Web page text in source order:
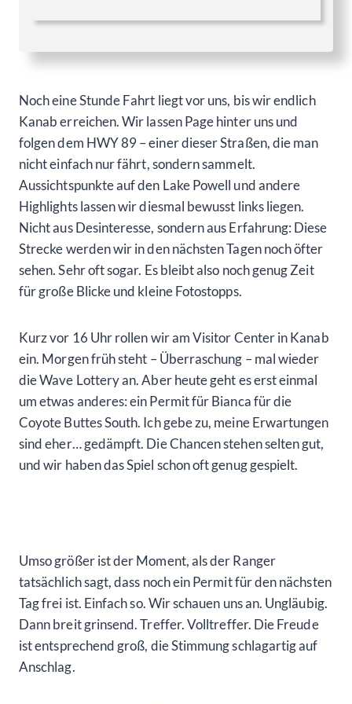
Noch eine Stunde Fahrt liegt vor uns, bis wir endlich
Kanab erreichen. Wir lassen Page hinter uns und
folgen dem HWY 89 – einer dieser Straßen, die man
nicht einfach nur fährt, sondern sammelt.
Aussichtspunkte auf den Lake Powell und andere
Highlights lassen wir diesmal bewusst links liegen.
Nicht aus Desinteresse, sondern aus Erfahrung: Diese
Strecke werden wir in den nächsten Tagen noch öfter
sehen. Sehr oft sogar. Es bleibt also noch genug Zeit
für große Blicke und kleine Fotostopps.
Kurz vor 16 Uhr rollen wir am Visitor Center in Kanab
ein. Morgen früh steht – Überraschung – mal wieder
die Wave Lottery an. Aber heute geht es erst einmal
um etwas anderes: ein Permit für Bianca für die
Coyote Buttes South. Ich gebe zu, meine Erwartungen
sind eher… gedämpft. Die Chancen stehen selten gut,
und wir haben das Spiel schon oft genug gespielt.
Umso größer ist der Moment, als der Ranger
tatsächlich sagt, dass noch ein Permit für den nächsten
Tag frei ist. Einfach so. Wir schauen uns an. Ungläubig.
Dann breit grinsend. Treffer. Volltreffer. Die Freude
ist entsprechend groß, die Stimmung schlagartig auf
Anschlag.